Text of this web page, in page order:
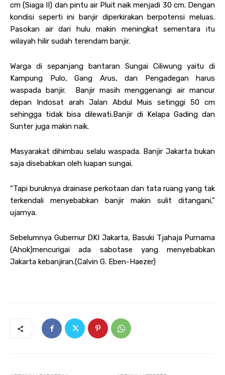
cm (Siaga II) dan pintu air Pluit naik menjadi 30 cm. Dengan
kondisi seperti ini banjir diperkirakan berpotensi meluas.
Pasokan air dari hulu makin meningkat sementara itu
wilayah hilir sudah terendam banjir.
Warga di sepanjang bantaran Sungai Ciliwung yaitu di
Kampung Pulo, Gang Arus, dan Pengadegan harus
waspada banjir. Banjir masih menggenangi air mancur
depan Indosat arah Jalan Abdul Muis setinggi 50 cm
sehingga tidak bisa dilewati.Banjir di Kelapa Gading dan
Sunter juga makin naik.
Masyarakat dihimbau selalu waspada. Banjir Jakarta bukan
saja disebabkan oleh luapan sungai.
“Tapi buruknya drainase perkotaan dan tata ruang yang tak
terkendali menyebabkan banjir makin sulit ditangani,”
ujarnya.
Sebelumnya Gubernur DKI Jakarta, Basuki Tjahaja Purnama
(Ahok)mencurigai ada sabotase yang menyebabkan
Jakarta kebanjiran.(Calvin G. Eben-Haezer)